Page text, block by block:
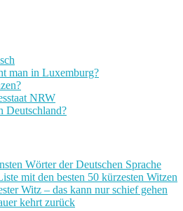
man in Luxemburg?
NRW
Deutschland?
Wörter der Deutschen Sprache
mit den besten 50 kürzesten Witzen
Witz – das kann nur schief gehen
kehrt zurück